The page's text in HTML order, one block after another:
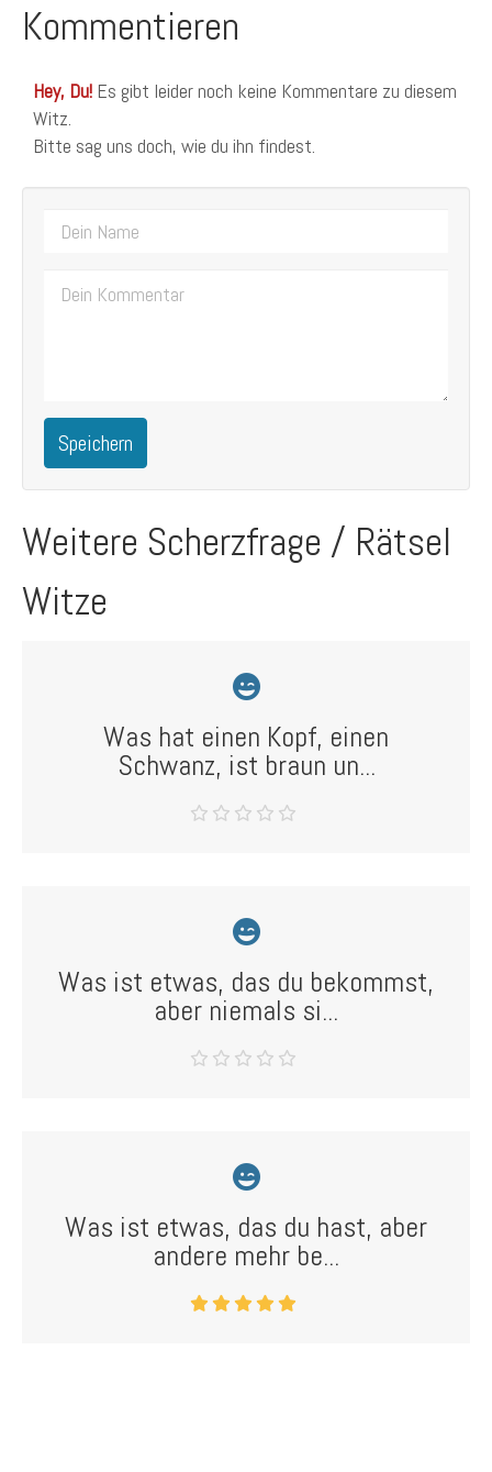
Kommentieren
Hey, Du! Es gibt leider noch keine Kommentare zu diesem
Witz.
Bitte sag uns doch, wie du ihn findest.
Speichern
Weitere Scherzfrage / Rätsel
Witze
Was hat einen Kopf, einen
Schwanz, ist braun un...
Was ist etwas, das du bekommst,
aber niemals si...
Was ist etwas, das du hast, aber
andere mehr be...